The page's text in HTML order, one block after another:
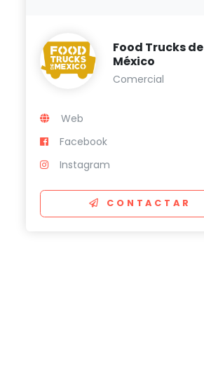
Food Trucks de
México
Comercial
Web
Facebook
Instagram
CONTACTAR